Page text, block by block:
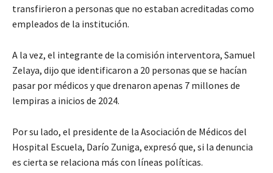
transfirieron a personas que no estaban acreditadas como
empleados de la institución.
A la vez, el integrante de la comisión interventora, Samuel
Zelaya, dijo que identificaron a 20 personas que se hacían
pasar por médicos y que drenaron apenas 7 millones de
lempiras a inicios de 2024.
Por su lado, el presidente de la Asociación de Médicos del
Hospital Escuela, Darío Zuniga, expresó que, si la denuncia
es cierta se relaciona más con líneas políticas.